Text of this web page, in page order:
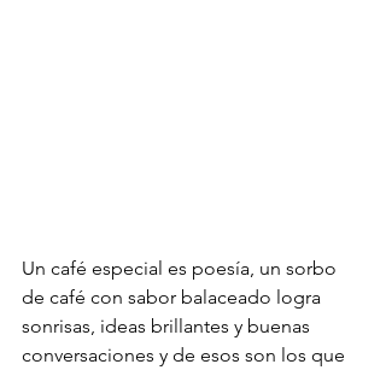
Un café especial es poesía, un sorbo
de café con sabor balaceado logra
sonrisas, ideas brillantes y buenas
conversaciones y de esos son los que